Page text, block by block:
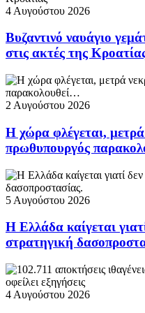
4 Αυγούστου 2026
Βυζαντινό ναυάγιο
στις ακτές της
2 Αυγούστου 2026
Η χώρα φλέγεται,
πρωθυπουργός
5 Αυγούστου 2026
Η Ελλάδα καίγεται
στρατηγική
4 Αυγούστου 2026